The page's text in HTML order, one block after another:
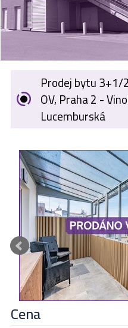
NÁŠ ČASOPIS
KARIÉRA
KONTAKT
O NÁS
Prodej bytu
OV, Praha 2 -
Lucemburská
Cena